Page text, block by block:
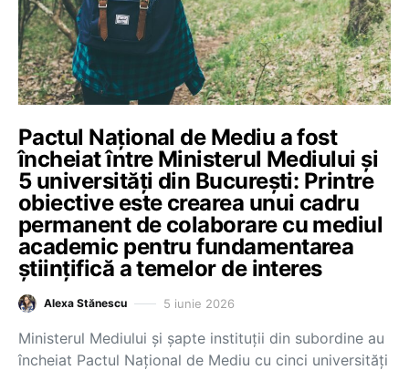
Pactul Naţional de Mediu a fost
încheiat între Ministerul Mediului și
5 universități din București: Printre
obiective este crearea unui cadru
permanent de colaborare cu mediul
academic pentru fundamentarea
științifică a temelor de interes
Alexa Stănescu 5 iunie 2026
Ministerul Mediului şi şapte instituţii din subordine au
încheiat Pactul Naţional de Mediu cu cinci universităţi